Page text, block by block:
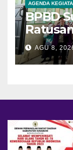
AGENDA
BPBD
danAGU 8,